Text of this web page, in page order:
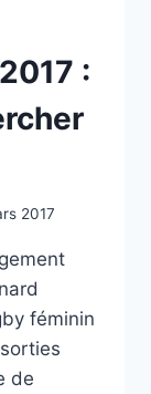
:
2017
féminin
de